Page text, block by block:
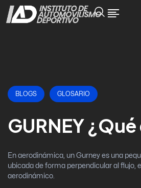
BLOGS GLOSARIO
GURNEY ¿Qué
En aerodinámica, un Gurney es una
ubicada de forma perpendicular al flujo,
aerodinámico.